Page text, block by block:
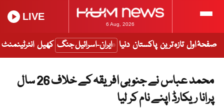
6 Aug, 2026
LIVE
صفحۂ اول تازہ ترین پاکستان دنیا ایران-اسرائیل جنگ کھیل انٹرٹینمنٹ
محمد عباس نے جنوبی افریقہ کے خلاف 26 سال
پرانا ریکارڈ اپنے نام کر لیا